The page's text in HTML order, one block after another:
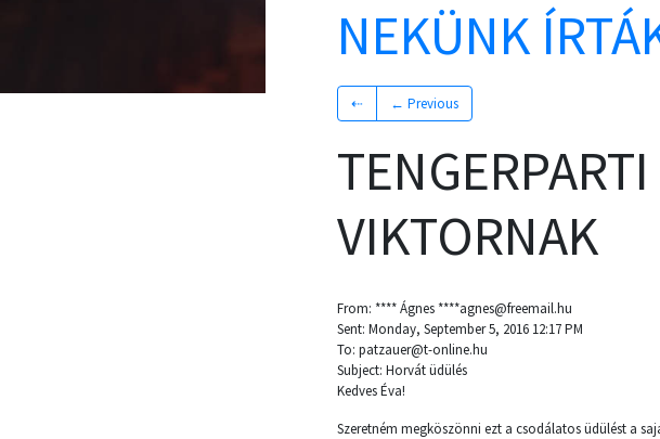
NEKÜNK
⇠ ← Previous
VIKTORNAK
From: **** Ágnes ****agnes@freemail.hu
Sent: Monday, September 5, 2016 12:17 PM
To: patzauer@t-online.hu
Subject: Horvát üdülés
Kedves Éva!
Szeretném megköszönni ezt a csodálatos üdülést a